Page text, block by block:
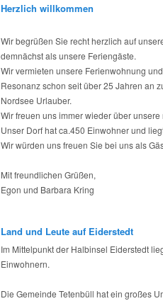
Herzlich willkommen
Wir begrüßen Sie recht herzlich auf
demnächst als unsere Feriengäste.
Wir vermieten unsere Ferienwohnung
Resonanz schon seit über 25 Jahren an
Nordsee Urlauber.
Wir freuen uns immer wieder über
Unser Dorf hat ca.450 Einwohner und
Wir würden uns freuen Sie bei uns als
Mit freundlichen Grüßen,
Egon und Barbara Kring
Land und Leute auf Eiderstedt
Im Mittelpunkt der Halbinsel Eiderstedt
Einwohnern.
Die Gemeinde Tetenbüll hat ein großes